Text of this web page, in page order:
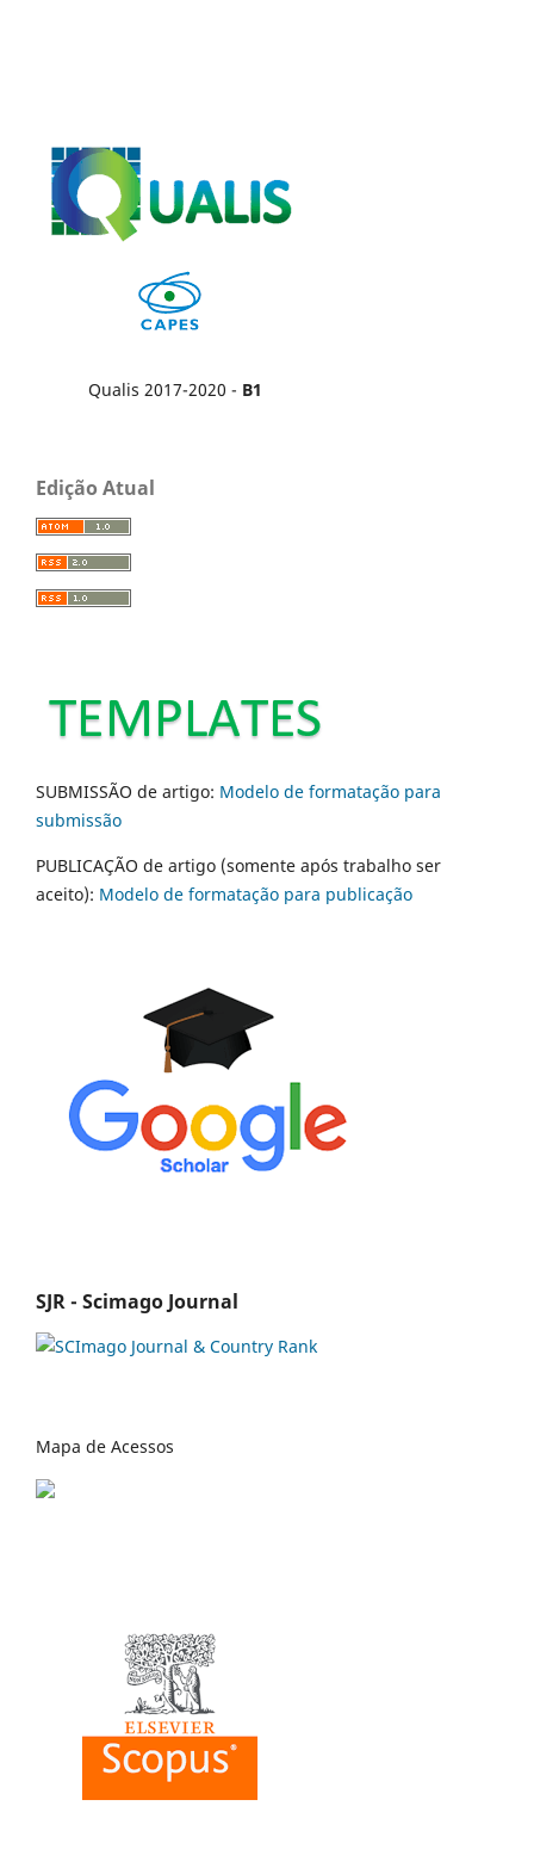
Qualis 2017-2020 - B1
Edição Atual
SUBMISSÃO de artigo: Modelo de formatação para
submissão
PUBLICAÇÃO de artigo (somente após trabalho ser
aceito): Modelo de formatação para publicação
SJR - Scimago Journal
Mapa de Acessos